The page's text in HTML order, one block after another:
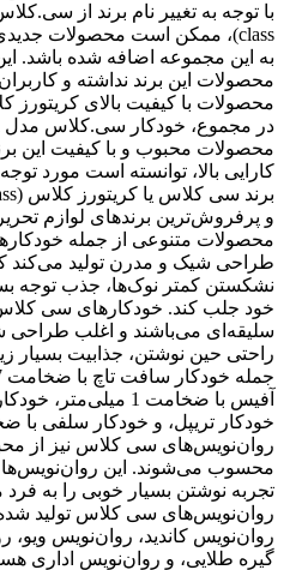
به این مجموعه اضافه شده باشد.
محصولات این برند نداشته و
محصولات با کیفیت بالای کریتورز
محصولات محبوب و با کیفیت این
کارایی بالا، توانسته است مورد
و پرفروش‌ترین برندهای لوازم
محصولات متنوعی از جمله
طراحی شیک و مدرن تولید می‌کند
نشکستن کمتر نوک‌ها، جذب توجه
خود جلب کند. خودکارهای سی کلاس
سلیقه‌ای می‌باشند و اغلب طراحی
راحتی حین نوشتن، جذابیت بسیار
خودکار تریپل، و خودکار سلفی با ضخامت 0.7 میلی‌متر
روان‌نویس‌های سی کلاس نیز از
محسوب می‌شوند. این
تجربه نوشتن بسیار خوبی را به
روان‌نویس‌های سی کلاس تولید
روان‌نویس کاندید، روان‌نویس ویو،
گیره طلایی، و روان‌نویس اداری